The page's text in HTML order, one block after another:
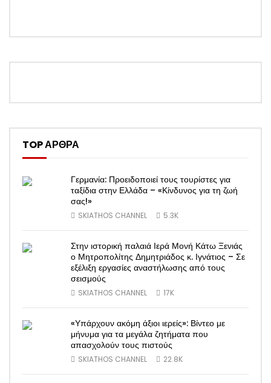
TOP ΑΡΘΡΑ
Γερμανία: Προειδοποιεί τους τουρίστες για
ταξίδια στην Ελλάδα – «Κίνδυνος για τη ζωή
σας!»
SKIATHOS CHANNEL 5.3K
Στην ιστορική παλαιά Ιερά Μονή Κάτω Ξενιάς
ο Μητροπολίτης Δημητριάδος κ. Ιγνάτιος – Σε
εξέλιξη εργασίες αναστήλωσης από τους
σεισμούς
SKIATHOS CHANNEL 17K
«Υπάρχουν ακόμη άξιοι ιερείς»: Βίντεο με
μήνυμα για τα μεγάλα ζητήματα που
απασχολούν τους πιστούς
SKIATHOS CHANNEL 22.8K